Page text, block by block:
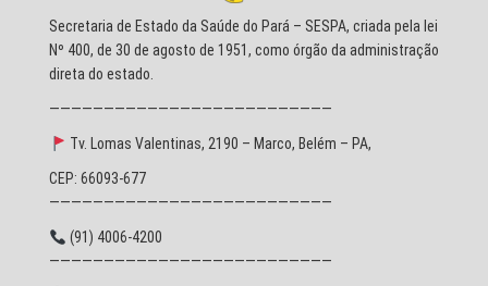
Secretaria de Estado da Saúde do Pará – SESPA, criada pela lei
Nº 400, de 30 de agosto de 1951, como órgão da administração
direta do estado.
——————————————————————————
Tv. Lomas Valentinas, 2190 – Marco, Belém – PA,
CEP: 66093-677
——————————————————————————
(91) 4006-4200
——————————————————————————